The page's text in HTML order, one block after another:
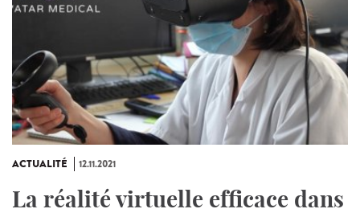
ACTUALITÉ 12.11.2021
La réalité virtuelle efficace dans